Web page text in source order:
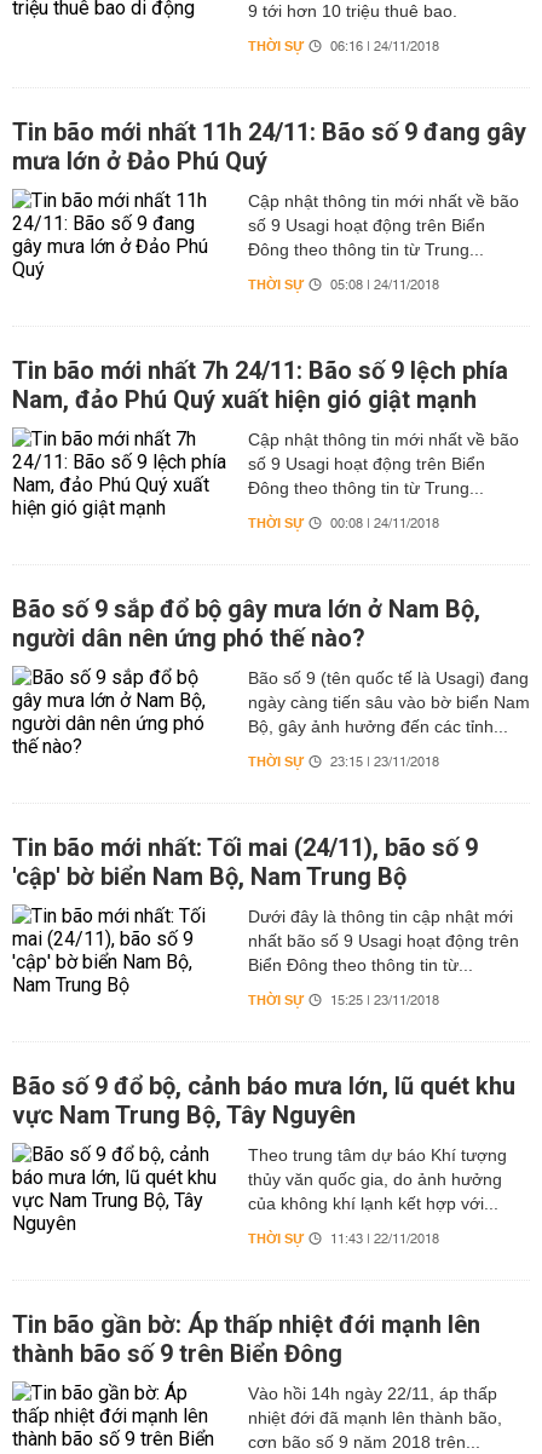
9 tới hơn 10 triệu thuê bao.
THỜI SỰ 06:16 | 24/11/2018
Tin bão mới nhất 11h 24/11: Bão số 9 đang gây
mưa lớn ở Đảo Phú Quý
Cập nhật thông tin mới nhất về bão
số 9 Usagi hoạt động trên Biển
Đông theo thông tin từ Trung...
THỜI SỰ 05:08 | 24/11/2018
Tin bão mới nhất 7h 24/11: Bão số 9 lệch phía
Nam, đảo Phú Quý xuất hiện gió giật mạnh
Cập nhật thông tin mới nhất về bão
số 9 Usagi hoạt động trên Biển
Đông theo thông tin từ Trung...
THỜI SỰ 00:08 | 24/11/2018
Bão số 9 sắp đổ bộ gây mưa lớn ở Nam Bộ,
người dân nên ứng phó thế nào?
Bão số 9 (tên quốc tế là Usagi) đang
ngày càng tiến sâu vào bờ biển Nam
Bộ, gây ảnh hưởng đến các tỉnh...
THỜI SỰ 23:15 | 23/11/2018
Tin bão mới nhất: Tối mai (24/11), bão số 9
'cập' bờ biển Nam Bộ, Nam Trung Bộ
Dưới đây là thông tin cập nhật mới
nhất bão số 9 Usagi hoạt động trên
Biển Đông theo thông tin từ...
THỜI SỰ 15:25 | 23/11/2018
Bão số 9 đổ bộ, cảnh báo mưa lớn, lũ quét khu
vực Nam Trung Bộ, Tây Nguyên
Theo trung tâm dự báo Khí tượng
thủy văn quốc gia, do ảnh hưởng
của không khí lạnh kết hợp với...
THỜI SỰ 11:43 | 22/11/2018
Tin bão gần bờ: Áp thấp nhiệt đới mạnh lên
thành bão số 9 trên Biển Đông
Vào hồi 14h ngày 22/11, áp thấp
nhiệt đới đã mạnh lên thành bão,
cơn bão số 9 năm 2018 trên...